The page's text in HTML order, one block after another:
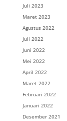
Juli 2023
Maret 2023
Agustus 2022
Juli 2022
Juni 2022
Mei 2022
April 2022
Maret 2022
Februari 2022
Januari 2022
Desember 2021